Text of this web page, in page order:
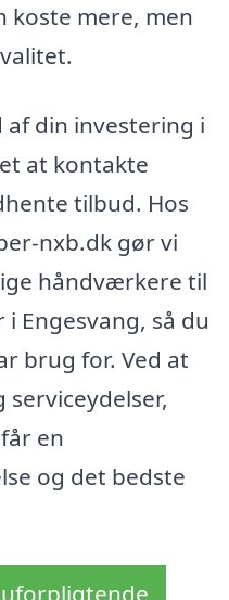
koste mere, men
af din investering i
at kontakte
tilbud. Hos
nxb.dk gør vi
håndværkere til
Engesvang, så du
brug for. Ved at
en
og det bedste